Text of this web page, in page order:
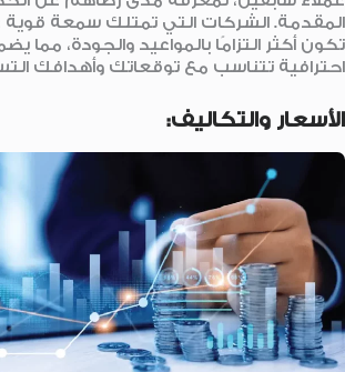
المقدمة. الشركات التي تمتلك سمعة قوية
تكون أكثر التزامًا بالمواعيد والجودة، مما
احترافية تتناسب مع توقعاتك وأهدافك
الأسعار والتكاليف: